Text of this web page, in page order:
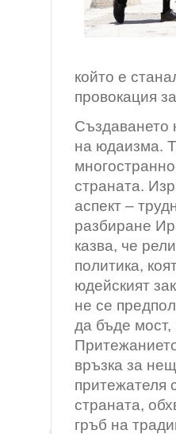
който е
провокация
Създаването
на юдаизма.
страната.
аспект –
разбиране
казва, че
политика,
юдейският
не се
да бъде
връзка за
притежателя
страната,
гръб на